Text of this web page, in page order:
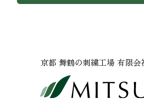
京都 舞鶴の刺繍工場 有限会